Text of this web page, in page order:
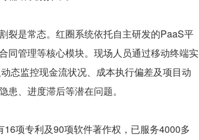
是常态。红圈系统依托自主研发的PaaS平
同管理等核心模块。现场人员通过移动终端实
态监控现金流状况、成本执行偏差及项目动
、进度滞后等潜在问题。
项专利及90项软件著作权，已服务4000多